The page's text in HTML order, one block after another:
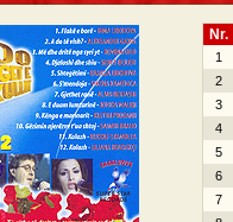
Nr.
1
2
3
4
5
6
7